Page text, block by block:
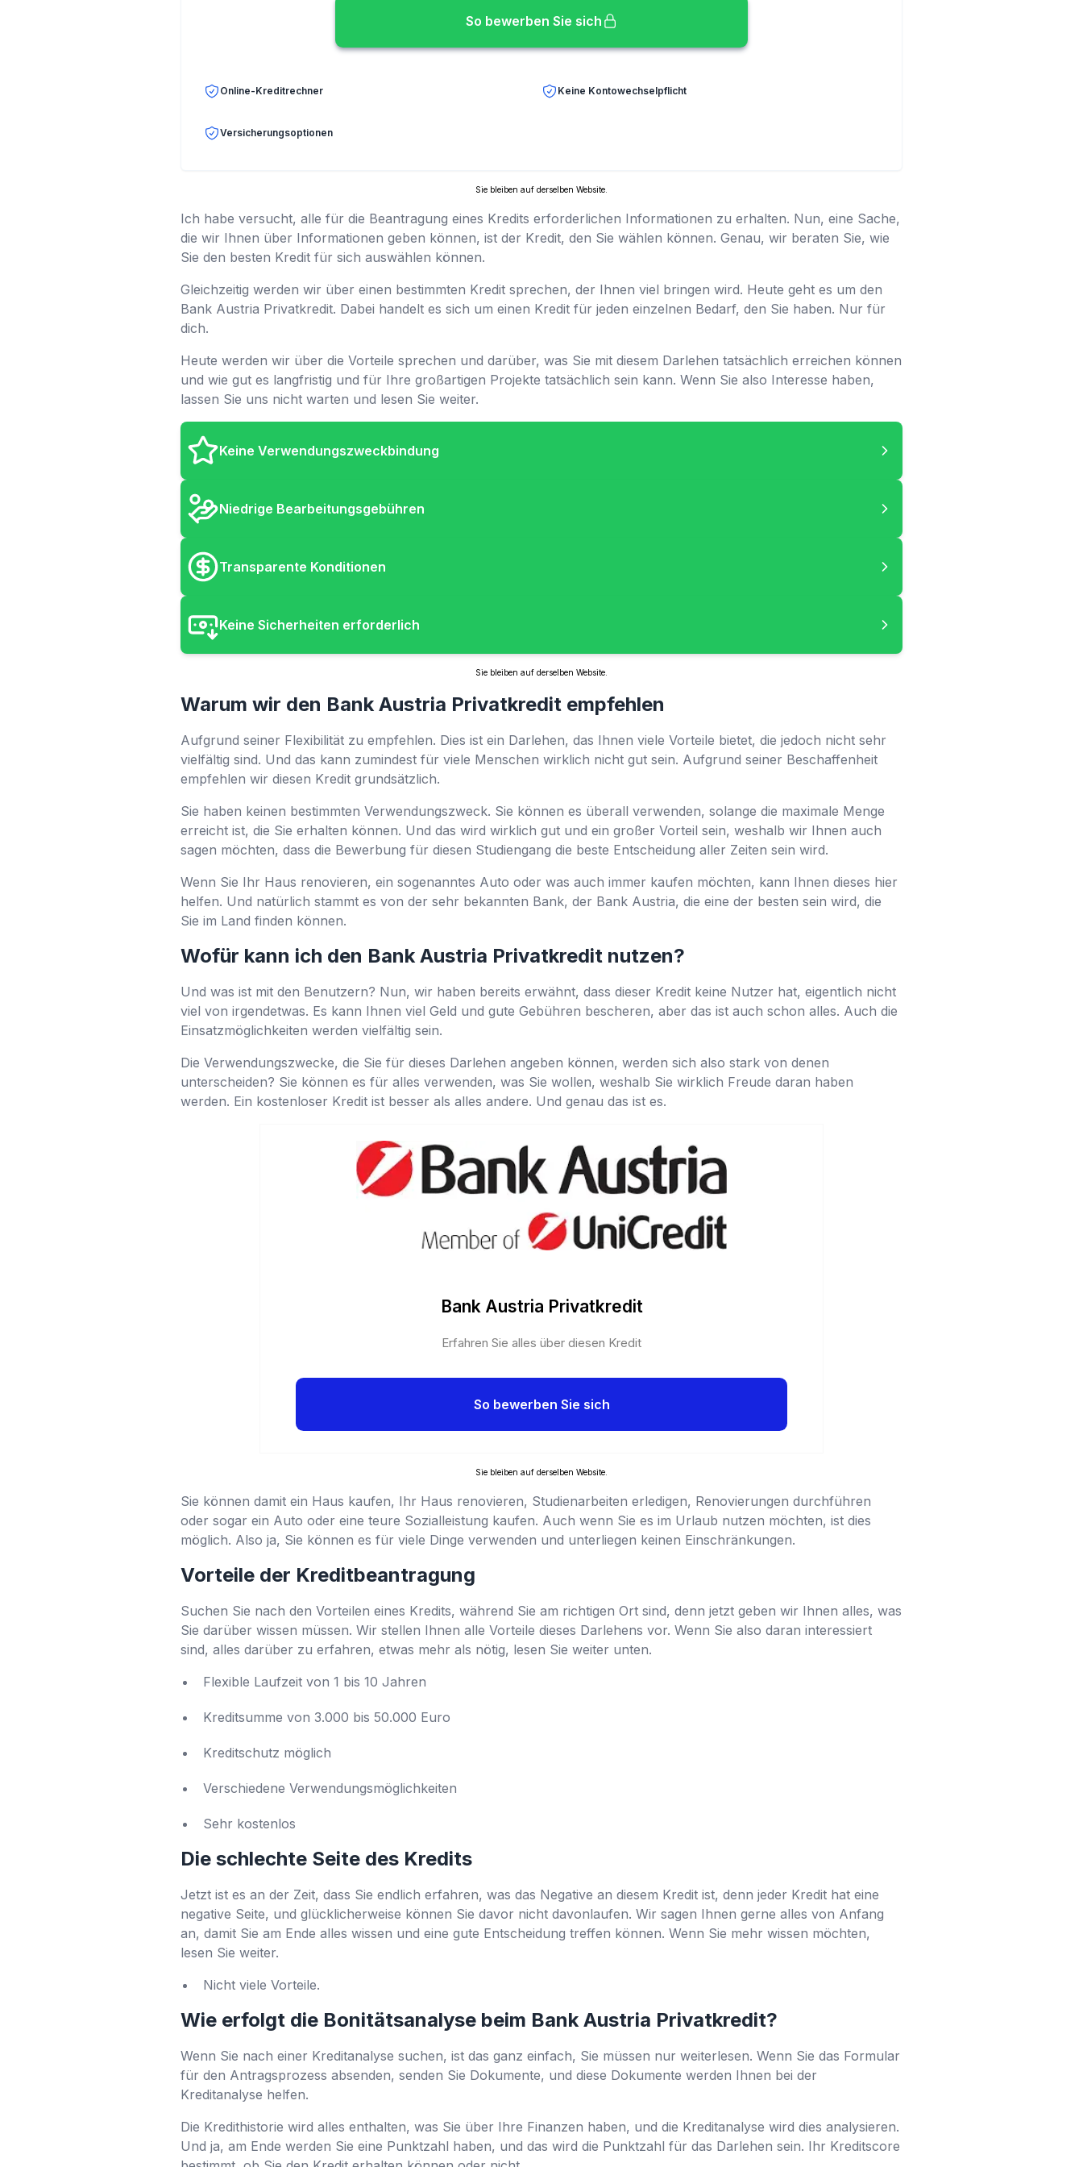
So bewerben Sie sich
Online-Kreditrechner Keine Kontowechselpflicht
Versicherungsoptionen
Sie bleiben auf derselben Website.
Ich habe versucht, alle für die Beantragung eines Kredits erforderlichen Informationen zu erhalten. Nun, eine Sache,
die wir Ihnen über Informationen geben können, ist der Kredit, den Sie wählen können. Genau, wir beraten Sie, wie
Sie den besten Kredit für sich auswählen können.
Gleichzeitig werden wir über einen bestimmten Kredit sprechen, der Ihnen viel bringen wird. Heute geht es um den
Bank Austria Privatkredit. Dabei handelt es sich um einen Kredit für jeden einzelnen Bedarf, den Sie haben. Nur für
dich.
Heute werden wir über die Vorteile sprechen und darüber, was Sie mit diesem Darlehen tatsächlich erreichen können
und wie gut es langfristig und für Ihre großartigen Projekte tatsächlich sein kann. Wenn Sie also Interesse haben,
lassen Sie uns nicht warten und lesen Sie weiter.
Keine Verwendungszweckbindung
Niedrige Bearbeitungsgebühren
Transparente Konditionen
Keine Sicherheiten erforderlich
Sie bleiben auf derselben Website.
Warum wir den Bank Austria Privatkredit empfehlen
Aufgrund seiner Flexibilität zu empfehlen. Dies ist ein Darlehen, das Ihnen viele Vorteile bietet, die jedoch nicht sehr
vielfältig sind. Und das kann zumindest für viele Menschen wirklich nicht gut sein. Aufgrund seiner Beschaffenheit
empfehlen wir diesen Kredit grundsätzlich.
Sie haben keinen bestimmten Verwendungszweck. Sie können es überall verwenden, solange die maximale Menge
erreicht ist, die Sie erhalten können. Und das wird wirklich gut und ein großer Vorteil sein, weshalb wir Ihnen auch
sagen möchten, dass die Bewerbung für diesen Studiengang die beste Entscheidung aller Zeiten sein wird.
Wenn Sie Ihr Haus renovieren, ein sogenanntes Auto oder was auch immer kaufen möchten, kann Ihnen dieses hier
helfen. Und natürlich stammt es von der sehr bekannten Bank, der Bank Austria, die eine der besten sein wird, die
Sie im Land finden können.
Wofür kann ich den Bank Austria Privatkredit nutzen?
Und was ist mit den Benutzern? Nun, wir haben bereits erwähnt, dass dieser Kredit keine Nutzer hat, eigentlich nicht
viel von irgendetwas. Es kann Ihnen viel Geld und gute Gebühren bescheren, aber das ist auch schon alles. Auch die
Einsatzmöglichkeiten werden vielfältig sein.
Die Verwendungszwecke, die Sie für dieses Darlehen angeben können, werden sich also stark von denen
unterscheiden? Sie können es für alles verwenden, was Sie wollen, weshalb Sie wirklich Freude daran haben
werden. Ein kostenloser Kredit ist besser als alles andere. Und genau das ist es.
Bank Austria Privatkredit
Erfahren Sie alles über diesen Kredit
So bewerben Sie sich
Sie bleiben auf derselben Website.
Sie können damit ein Haus kaufen, Ihr Haus renovieren, Studienarbeiten erledigen, Renovierungen durchführen
oder sogar ein Auto oder eine teure Sozialleistung kaufen. Auch wenn Sie es im Urlaub nutzen möchten, ist dies
möglich. Also ja, Sie können es für viele Dinge verwenden und unterliegen keinen Einschränkungen.
Vorteile der Kreditbeantragung
Suchen Sie nach den Vorteilen eines Kredits, während Sie am richtigen Ort sind, denn jetzt geben wir Ihnen alles, was
Sie darüber wissen müssen. Wir stellen Ihnen alle Vorteile dieses Darlehens vor. Wenn Sie also daran interessiert
sind, alles darüber zu erfahren, etwas mehr als nötig, lesen Sie weiter unten.
Flexible Laufzeit von 1 bis 10 Jahren
Kreditsumme von 3.000 bis 50.000 Euro
Kreditschutz möglich
Verschiedene Verwendungsmöglichkeiten
Sehr kostenlos
Die schlechte Seite des Kredits
Jetzt ist es an der Zeit, dass Sie endlich erfahren, was das Negative an diesem Kredit ist, denn jeder Kredit hat eine
negative Seite, und glücklicherweise können Sie davor nicht davonlaufen. Wir sagen Ihnen gerne alles von Anfang
an, damit Sie am Ende alles wissen und eine gute Entscheidung treffen können. Wenn Sie mehr wissen möchten,
lesen Sie weiter.
Nicht viele Vorteile.
Wie erfolgt die Bonitätsanalyse beim Bank Austria Privatkredit?
Wenn Sie nach einer Kreditanalyse suchen, ist das ganz einfach, Sie müssen nur weiterlesen. Wenn Sie das Formular
für den Antragsprozess absenden, senden Sie Dokumente, und diese Dokumente werden Ihnen bei der
Kreditanalyse helfen.
Die Kredithistorie wird alles enthalten, was Sie über Ihre Finanzen haben, und die Kreditanalyse wird dies analysieren.
Und ja, am Ende werden Sie eine Punktzahl haben, und das wird die Punktzahl für das Darlehen sein. Ihr Kreditscore